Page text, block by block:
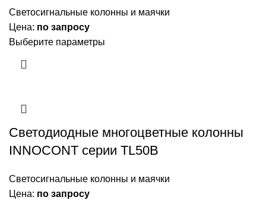
Светосигнальные колонны и маячки
Цена: по запросу
Выберите параметры
Светодиодные многоцветные колонны
INNOCONT серии TL50B
Светосигнальные колонны и маячки
Цена: по запросу